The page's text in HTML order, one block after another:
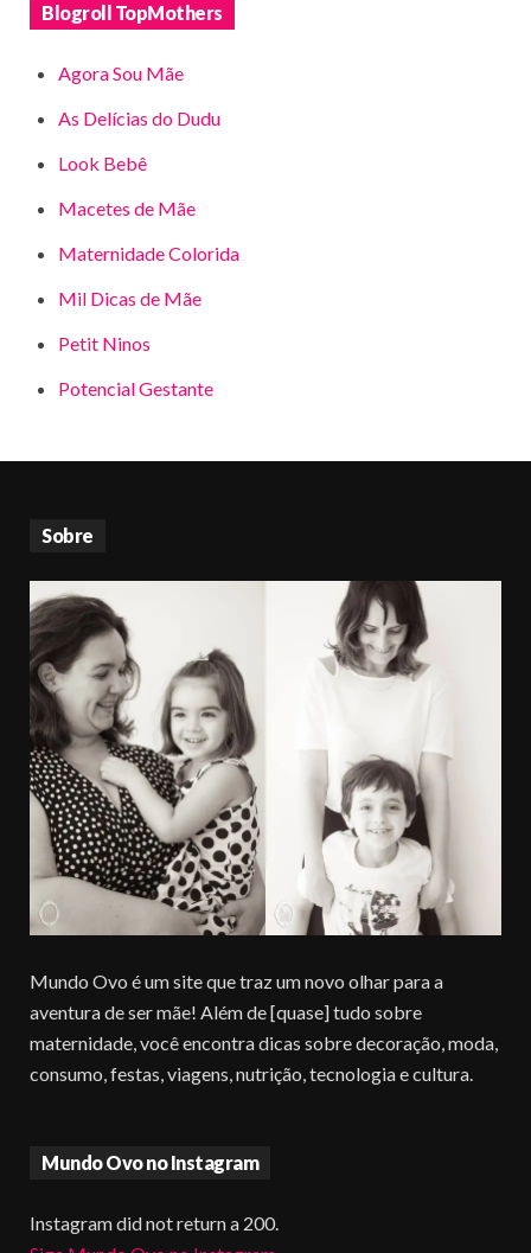
Blogroll TopMothers
Agora Sou Mãe
As Delícias do Dudu
Look Bebê
Macetes de Mãe
Maternidade Colorida
Mil Dicas de Mãe
Petit Ninos
Potencial Gestante
Sobre
Mundo Ovo é um site que traz um novo olhar para a
aventura de ser mãe! Além de [quase] tudo sobre
maternidade, você encontra dicas sobre decoração, moda,
consumo, festas, viagens, nutrição, tecnologia e cultura.
Mundo Ovo no Instagram
Instagram did not return a 200.